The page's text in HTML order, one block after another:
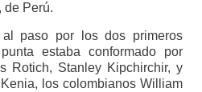
de Perú.
paso por los dos primeros
estaba conformado por
Rotich, Stanley Kipchirchir, y
los colombianos William